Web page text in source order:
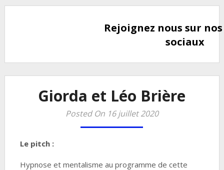
Rejoignez nous sur
sociaux
Giorda et Léo Brière
Posted On 16 juillet 2020
Le pitch :
Hypnose et mentalisme au programme de cette